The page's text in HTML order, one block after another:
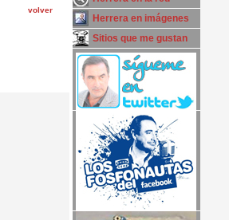
volver
Herrera en imágenes
Sitios que me gustan